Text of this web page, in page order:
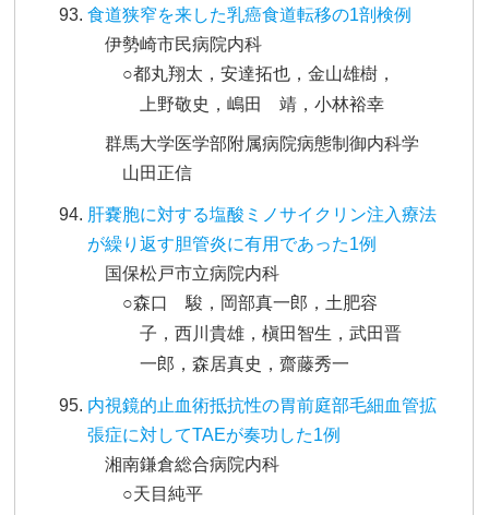
食道狭窄を来した乳癌食道転移の1剖検例
伊勢崎市民病院内科
○都丸翔太，安達拓也，金山雄樹，
上野敬史，嶋田 靖，小林裕幸
群馬大学医学部附属病院病態制御内科学
山田正信
肝嚢胞に対する塩酸ミノサイクリン注入療法
が繰り返す胆管炎に有用であった1例
国保松戸市立病院内科
○森口 駿，岡部真一郎，土肥容
子，西川貴雄，槇田智生，武田晋
一郎，森居真史，齋藤秀一
内視鏡的止血術抵抗性の胃前庭部毛細血管拡
張症に対してTAEが奏功した1例
湘南鎌倉総合病院内科
○天目純平